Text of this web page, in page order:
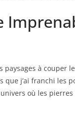
à couper
j’ai franchi les
où les